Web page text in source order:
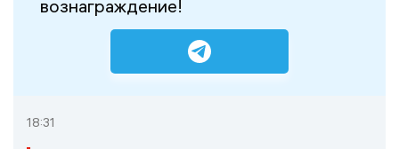
вознаграждение!
18:31